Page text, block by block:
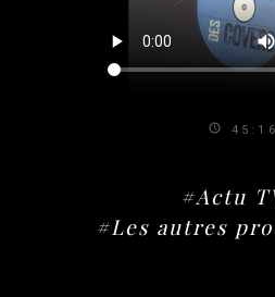
45:16
#Actu
#Les autres